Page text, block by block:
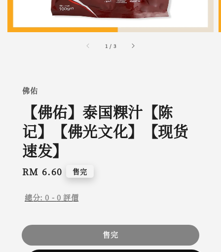
1 / 3
佛佑
【佛佑】泰国粿汁【陈
记】【佛光文化】【现货
速发】
Regular
RM 6.60 售完
總分:0 - 0 評價
售完